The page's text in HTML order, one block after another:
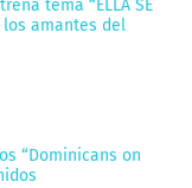
tema “ELLA SE
los amantes del
“Dominicans on